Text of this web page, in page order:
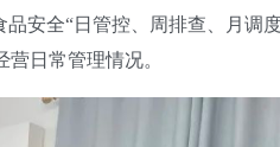
安全“日管控、周排查、月调
日常管理情况。